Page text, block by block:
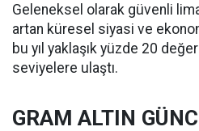
Geleneksel olarak güvenli
artan küresel siyasi ve
bu yıl yaklaşık yüzde 20
seviyelere ulaştı.
GRAM ALTIN